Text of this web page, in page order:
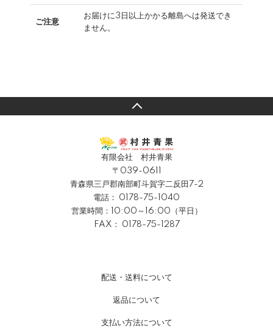
ご注意
お届けに3日以上かかる離島へは発送でき
ません。
有限会社 村井青果
〒039-0611
青森県三戸郡南部町斗賀字二反田7-2
電話： 0178-75-1040
営業時間：10:00～16:00（平日）
FAX： 0178-75-1287
配送・送料について
返品について
支払い方法について